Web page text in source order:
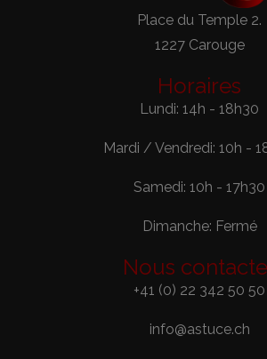
Place du Temple 2.
1227 Carouge
Horaires
Lundi: 14h - 18h30
Mardi / Vendredi: 10h -
Samedi: 10h - 17h30
Dimanche: Fermé
Nous
+41 (0) 22 342 50 50
info@astuce.ch